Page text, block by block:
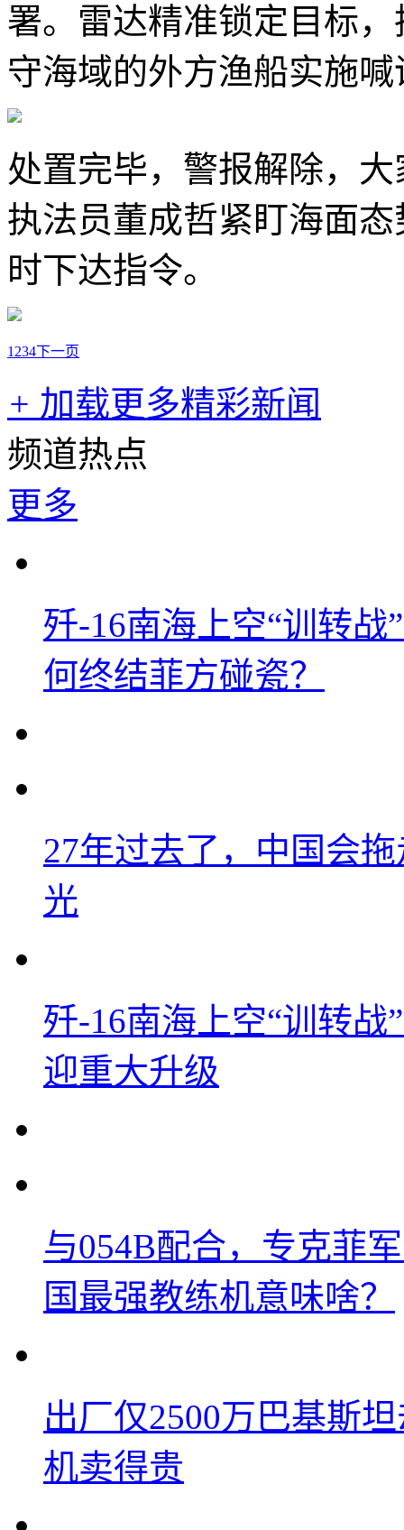
署。雷达精准锁定目标
守海域的外方渔船实施
处置完毕，警报解除，
执法员董成哲紧盯海面
时下达指令。
1 234下一页
+ 加载更多精彩新闻
频道热点
更多
歼-16南海上空“训转
何终结菲方碰瓷？
27年过去了，中国会
光
歼-16南海上空“训转
迎重大升级
与054B配合，专克菲
国最强教练机意味啥？
出厂仅2500万巴基斯
机卖得贵